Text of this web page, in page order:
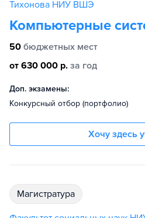
Тихонова НИУ ВШЭ
Компьютерные
50 бюджетных мест
от 630 000 р. за год
Доп. экзамены:
Конкурсный отбор (портфолио)
Хочу здесь
магистратура